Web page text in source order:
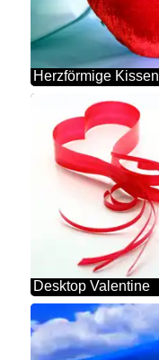
Herzförmige Kissen
Desktop Valentine